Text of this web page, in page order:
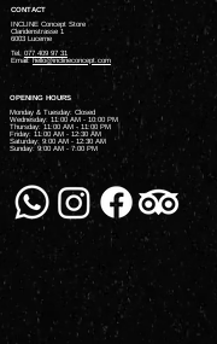
CONTACT
INCLINE Concept Store
Claridenstrasse 1
6003 Lucerne
Tel. 077 409 97 31
Email:
hello@inclineconcept.com
OPENING HOURS
Monday & Tuesday: Closed
Wednesday: 11:00 AM - 10:00 PM
Thursday: 11:00 AM - 11:00 PM
Friday: 11:00 AM - 12:30 AM
Saturday: 9:00 AM - 12:30 AM
Sunday: 9:00 AM - 7:00 PM